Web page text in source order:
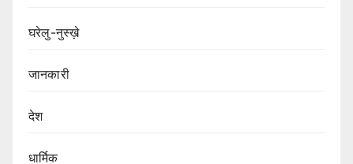
घरेलु-नुस्ख़े
जानकारी
देश
धार्मिक